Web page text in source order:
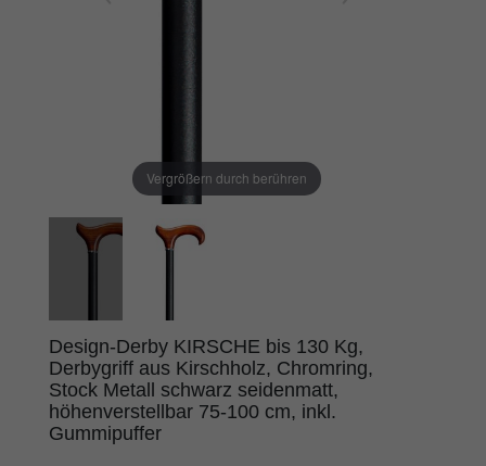
Vergrößern durch berühren
Design-Derby KIRSCHE bis 130 Kg,
Derbygriff aus Kirschholz, Chromring,
Stock Metall schwarz seidenmatt,
höhenverstellbar 75-100 cm, inkl.
Gummipuffer